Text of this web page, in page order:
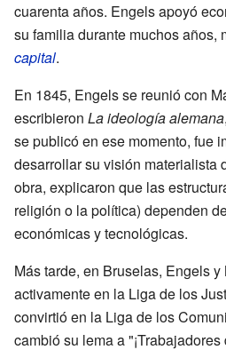
cuarenta años. Engels apoyó
su familia durante muchos años,
capital.
En 1845, Engels se reunió con
escribieron La ideología alemana
se publicó en ese momento, fue
desarrollar su visión materialista
obra, explicaron que las
religión o la política) dependen
económicas y tecnológicas.
Más tarde, en Bruselas, Engels
activamente en la Liga de los
convirtió en la Liga de los
cambió su lema a